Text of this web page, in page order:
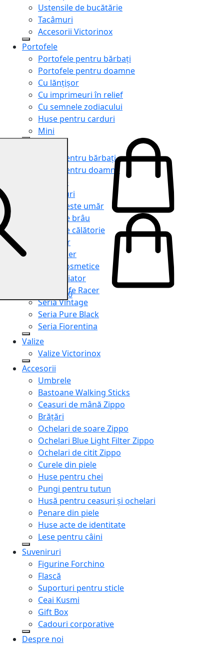
Ustensile de bucătărie
Tacâmuri
Accesorii Victorinox
Portofele
Portofele pentru bărbați
Portofele pentru doamne
Cu lănțișor
Cu imprimeuri în relief
Cu semnele zodiacului
Huse pentru carduri
Mini
Genți pentru bărbați
Genți pentru doamne
Serviete
Rucsacuri
Genți peste umăr
Genți de brâu
Genți de călătorie
Shopper
Organiser
Truse cosmetice
Seria Aviator
Seria Cafe Racer
Seria Vintage
Seria Pure Black
Seria Fiorentina
Valize
Valize Victorinox
Accesorii
Umbrele
Bastoane Walking Sticks
Ceasuri de mână Zippo
Brățări
Ochelari de soare Zippo
Ochelari Blue Light Filter Zippo
Ochelari de citit Zippo
Curele din piele
Huse pentru chei
Pungi pentru tutun
Husă pentru ceasuri și ochelari
Penare din piele
Huse acte de identitate
Lese pentru câini
Suveniruri
Figurine Forchino
Flască
Suporturi pentru sticle
Ceai Kusmi
Gift Box
Cadouri corporative
Despre noi
0